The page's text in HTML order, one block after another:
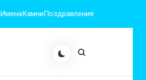
ИменаКамниПоздравления